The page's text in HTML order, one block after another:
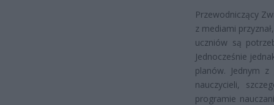
Przewodniczący
z mediami
uczniów są
Jednocześnie
planów. Jednym
nauczycieli,
programie